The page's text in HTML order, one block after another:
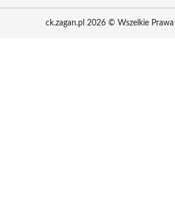
ck.zagan.pl 2026 © Wszelkie Prawa